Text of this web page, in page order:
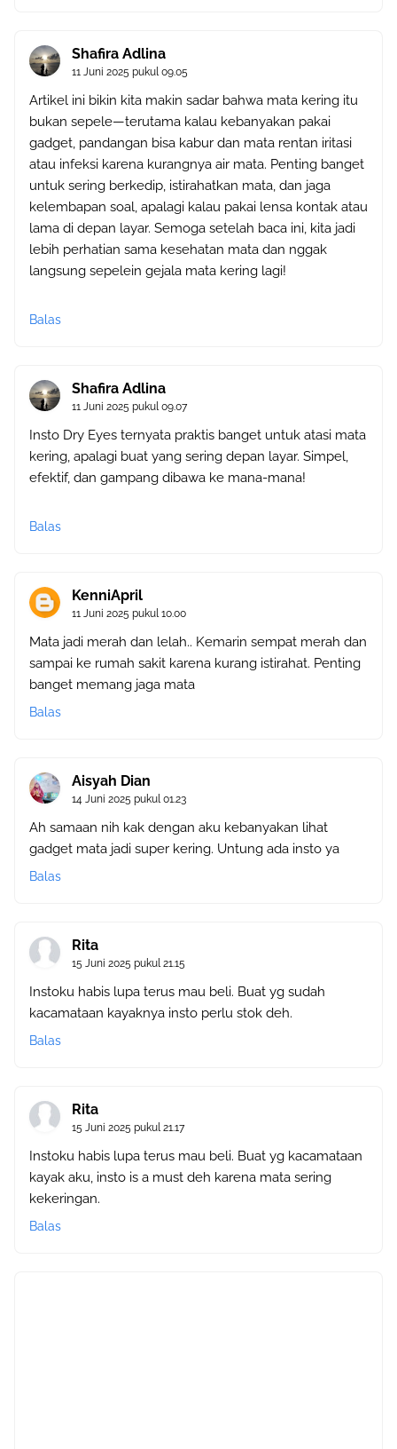
Shafira Adlina
11 Juni 2025 pukul 09.05
Artikel ini bikin kita makin sadar bahwa mata kering itu
bukan sepele—terutama kalau kebanyakan pakai
gadget, pandangan bisa kabur dan mata rentan iritasi
atau infeksi karena kurangnya air mata. Penting banget
untuk sering berkedip, istirahatkan mata, dan jaga
kelembapan soal, apalagi kalau pakai lensa kontak atau
lama di depan layar. Semoga setelah baca ini, kita jadi
lebih perhatian sama kesehatan mata dan nggak
langsung sepelein gejala mata kering lagi!
Balas
Shafira Adlina
11 Juni 2025 pukul 09.07
Insto Dry Eyes ternyata praktis banget untuk atasi mata
kering, apalagi buat yang sering depan layar. Simpel,
efektif, dan gampang dibawa ke mana-mana!
Balas
KenniApril
11 Juni 2025 pukul 10.00
Mata jadi merah dan lelah.. Kemarin sempat merah dan
sampai ke rumah sakit karena kurang istirahat. Penting
banget memang jaga mata
Balas
Aisyah Dian
14 Juni 2025 pukul 01.23
Ah samaan nih kak dengan aku kebanyakan lihat
gadget mata jadi super kering. Untung ada insto ya
Balas
Rita
15 Juni 2025 pukul 21.15
Instoku habis lupa terus mau beli. Buat yg sudah
kacamataan kayaknya insto perlu stok deh.
Balas
Rita
15 Juni 2025 pukul 21.17
Instoku habis lupa terus mau beli. Buat yg kacamataan
kayak aku, insto is a must deh karena mata sering
kekeringan.
Balas